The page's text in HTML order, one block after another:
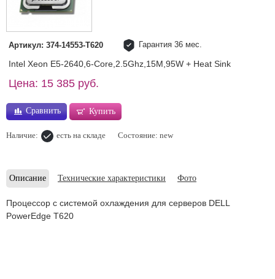
Артикул: 374-14553-T620 Гарантия 36 мес.
Intel Xeon E5-2640,6-Core,2.5Ghz,15M,95W + Heat Sink
Цена: 15 385 руб.
Сравнить Купить
Наличие: есть на складе Состояние: new
Описание Технические характеристики Фото
Процессор с системой охлаждения для серверов DELL
PowerEdge T620